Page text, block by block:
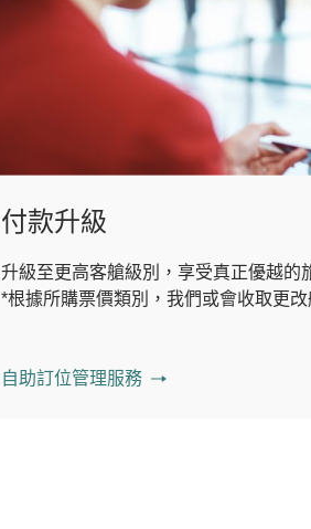
付款升級
升級至更高客艙級別，享受真正優越的
*根據所購票價類別，我們或會收取更改
自助訂位管理服務